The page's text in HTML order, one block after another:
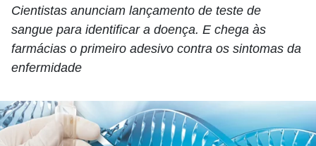
Cientistas anunciam lançamento de teste de
sangue para identificar a doença. E chega às
farmácias o primeiro adesivo contra os sintomas da
enfermidade